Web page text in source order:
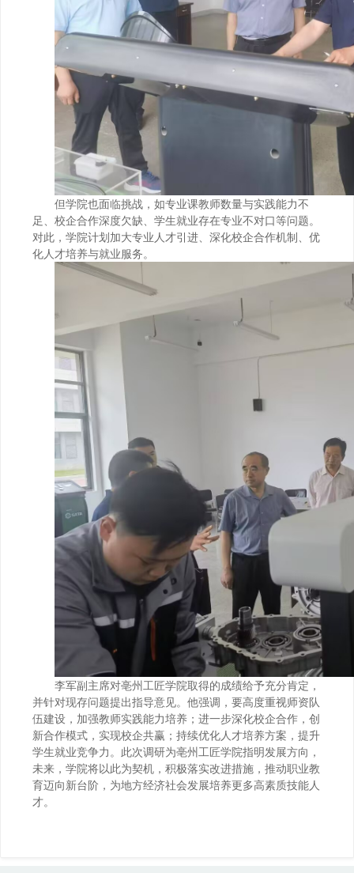
但学院也面临挑战，如专业课教师数量与实践能力不
足、校企合作深度欠缺、学生就业存在专业不对口等问题。
对此，学院计划加大专业人才引进、深化校企合作机制、优
化人才培养与就业服务。
李军副主席对亳州工匠学院取得的成绩给予充分肯定，
并针对现存问题提出指导意见。他强调，要高度重视师资队
伍建设，加强教师实践能力培养；进一步深化校企合作，创
新合作模式，实现校企共赢；持续优化人才培养方案，提升
学生就业竞争力。此次调研为亳州工匠学院指明发展方向，
未来，学院将以此为契机，积极落实改进措施，推动职业教
育迈向新台阶，为地方经济社会发展培养更多高素质技能人
才。